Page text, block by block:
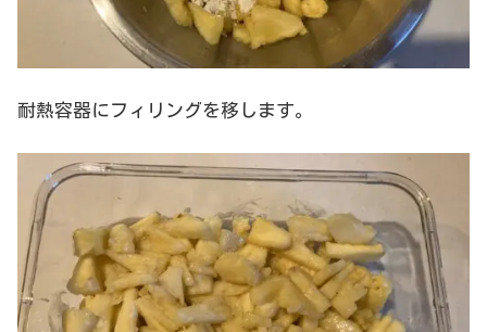
耐熱容器にフィリングを移します。